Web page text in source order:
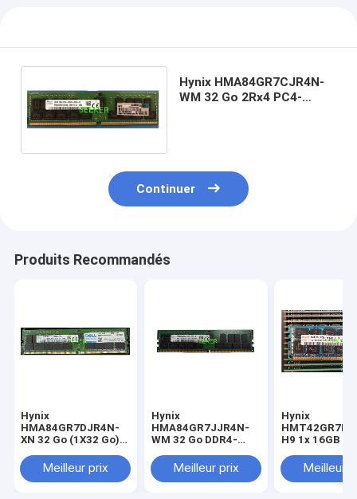
Hynix HMA84GR7CJR4N-
WM 32 Go 2Rx4 PC4-
Continuer
Produits Recommandés
Hynix
HMA84GR7DJR4N-
XN 32 Go (1X32 Go)
Mémoire du serveur
Meilleur prix
Hynix
HMA84GR7JJR4N-
WM 32 Go DDR4-
DIMMMeilleur prix
Hynix
H9 1x 16GB
10600R
double rang x4
Meilleur